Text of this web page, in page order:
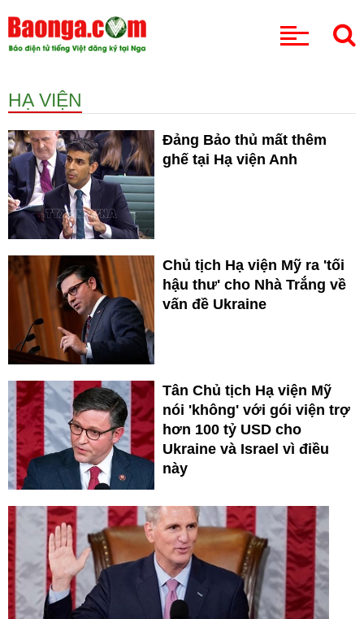
HẠ VIỆN
Đảng Bảo thủ mất thêm
ghế tại Hạ viện Anh
Chủ tịch Hạ viện Mỹ ra 'tối
hậu thư' cho Nhà Trắng về
vấn đề Ukraine
Tân Chủ tịch Hạ viện Mỹ
nói 'không' với gói viện trợ
hơn 100 tỷ USD cho
Ukraine và Israel vì điều
này